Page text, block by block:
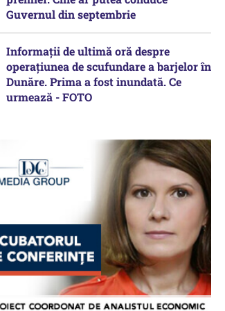
Guvernul din septembrie
Informații de ultimă oră despre
operațiunea de scufundare a barjelor în
Dunăre. Prima a fost inundată. Ce
urmează - FOTO